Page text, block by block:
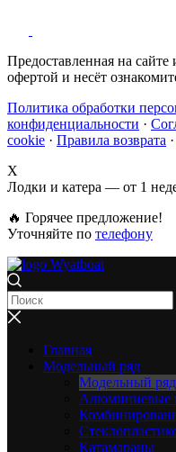
Предоставленная на
офертой и несёт
Политика обработки
конфиденциальности ·
cookie · Правила возврата ·
X
Лодки и катера — от 1
🔥 Горячее предложение!
Уточняйте по телефону
Главная
Модельный ряд
Модельный ряд
Алюминиевые
Катамараны